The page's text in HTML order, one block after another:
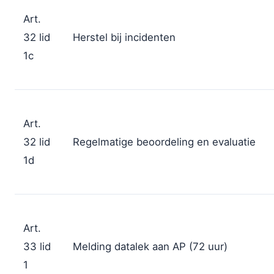
Art.
32 lid
1c
Herstel bij incidenten
Art.
32 lid
1d
Regelmatige beoordeling en evaluatie
Art.
33 lid
1
Melding datalek aan AP (72 uur)